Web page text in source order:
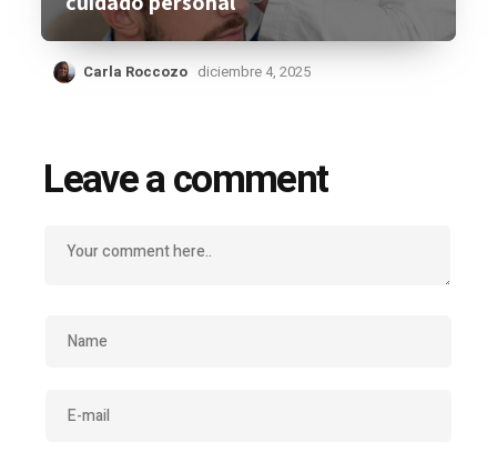
Carla Roccozo diciembre 4, 2025
Leave a comment